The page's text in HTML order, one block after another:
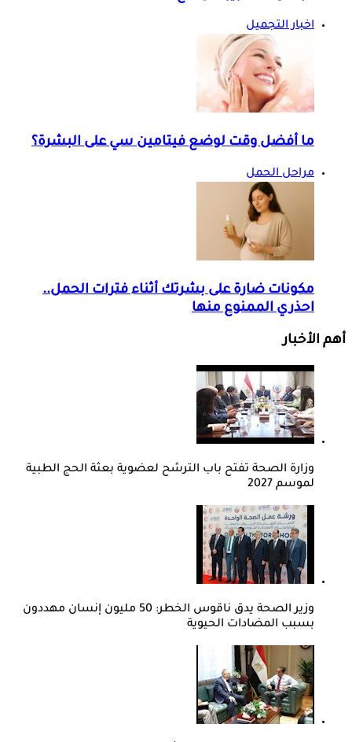
اخبار التجميل
ما أفضل وقت لوضع فيتامين سي على البشرة؟
مراحل الحمل
مكونات ضارة على بشرتك أثناء فترات الحمل..
احذري الممنوع منها
أهم الأخبار
وزارة الصحة تفتح باب الترشح لعضوية بعثة الحج الطبية
لموسم 2027
وزير الصحة يدق ناقوس الخطر: 50 مليون إنسان مهددون
بسبب المضادات الحيوية